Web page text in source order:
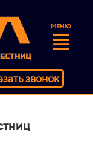
МЕНЮ
звонок